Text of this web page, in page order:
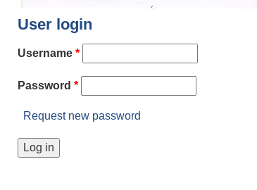
User login
Username *
Password *
Request new password